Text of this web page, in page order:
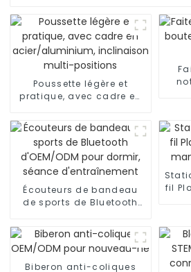
Poussette légère et
pratique, avec cadre en
inclinaison multi-
positions
Écouteurs de bandeau
de sports de Bluetooth
séance d'entraînement
fil
Biberon anti-coliques